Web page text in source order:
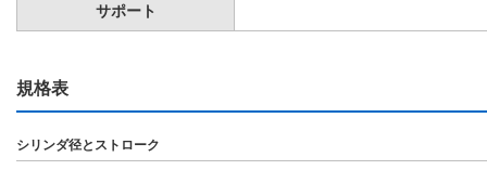
サポート
規格表
シリンダ径とストローク